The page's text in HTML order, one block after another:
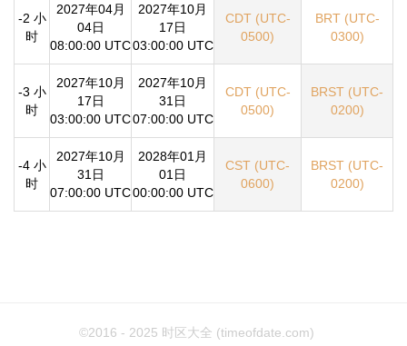
-2 小
时
2027年04月
04日
08:00:00 UTC
2027年10月
17日
03:00:00 UTC
CDT (UTC-
0500)
BRT (UTC-
0300)
-3 小
时
2027年10月
17日
03:00:00 UTC
2027年10月
31日
07:00:00 UTC
CDT (UTC-
0500)
BRST (UTC-
0200)
-4 小
时
2027年10月
31日
07:00:00 UTC
2028年01月
01日
00:00:00 UTC
CST (UTC-
0600)
BRST (UTC-
0200)
©2016 - 2025 时区大全 (timeofdate.com)